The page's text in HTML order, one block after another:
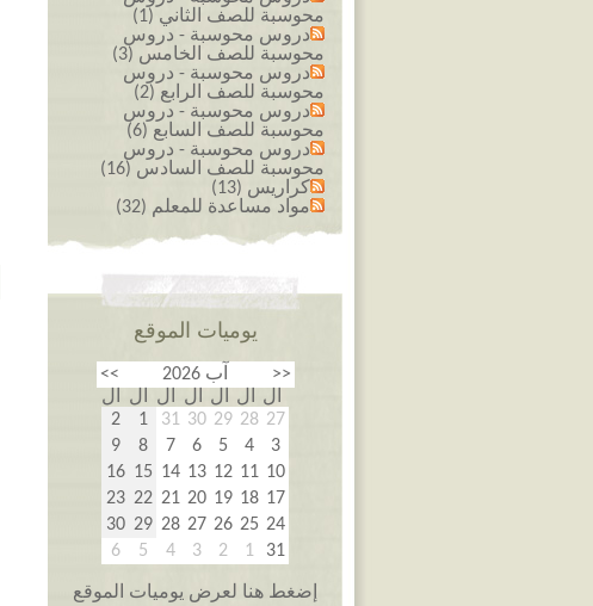
محوسبة للصف الثاني (1)
دروس محوسبة - دروس
محوسبة للصف الخامس (3)
دروس محوسبة - دروس
محوسبة للصف الرابع (2)
دروس محوسبة - دروس
محوسبة للصف السابع (6)
دروس محوسبة - دروس
محوسبة للصف السادس (16)
كراريس (13)
مواد مساعدة للمعلم (32)
يوميات الموقع
<< آب 2026
>>
ال
ال ال ال ال ال
ال
27
28
29
30
31
1
2
3
4
5
6
7
8
9
10
11
12
13
14
15
16
17
18
19
20
21
22
23
24
25
26
27
28
29
30
31
1
2
3
4
5
6
إضغط هنا لعرض يوميات الموقع